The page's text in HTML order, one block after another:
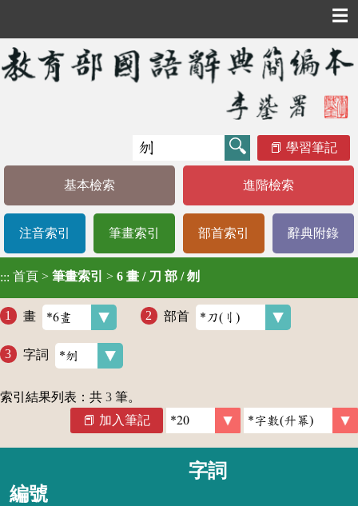
☰
學習筆記
基本檢索 進階檢索
注音索引 筆畫索引 部首索引 辭典附錄
::: 首頁 > 筆畫索引 > 6 畫 / 刀 部 / 刎
畫 部首
字詞
索引結果列表：共 3 筆。
加入筆記
編號
字詞